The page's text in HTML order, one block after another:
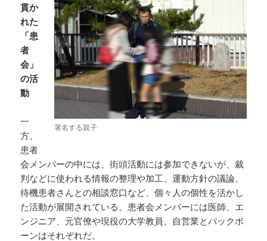
署名する親子
貫か
れた
「患
者
会」
の活
動
一
方、
患者
会メンバーの中には、街頭活動には参加できないが、裁
判などに使われる情報の整理や加工、運動方針の議論、
待機患者さんとの相談窓口など、個々人の個性を活かし
た活動が展開されている。患者会メンバーには医師、エ
ンジニア、元官僚や現役の大学教員、自営業とバックボ
ーンはそれぞれだ。